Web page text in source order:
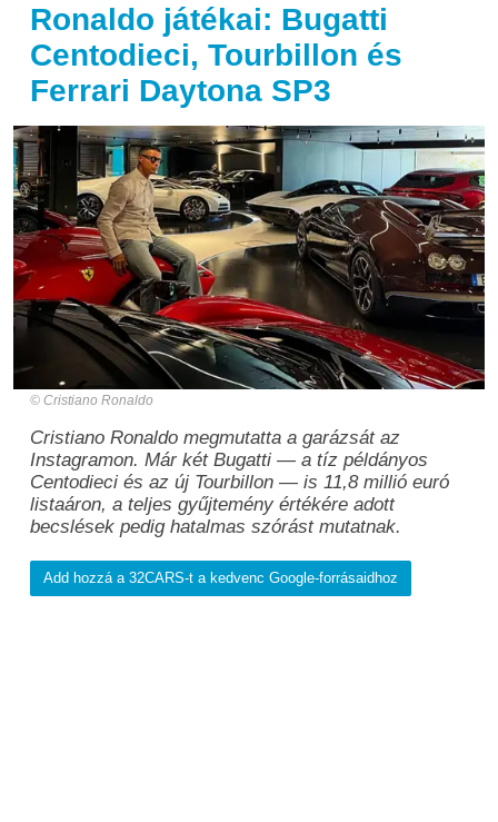
Ronaldo játékai: Bugatti
Centodieci, Tourbillon és
Ferrari Daytona SP3
Cristiano Ronaldo
Cristiano Ronaldo megmutatta a garázsát az
Instagramon. Már két Bugatti — a tíz példányos
Centodieci és az új Tourbillon — is 11,8 millió euró
listaáron, a teljes gyűjtemény értékére adott
becslések pedig hatalmas szórást mutatnak.
Add hozzá a 32CARS-t a kedvenc Google-forrásaidhoz